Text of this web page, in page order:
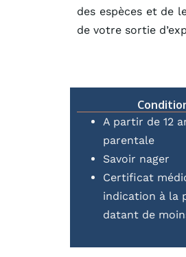
des espèces et de
de votre sortie
A partir de 12
parentale
Savoir nager
Certificat
indication à la
datant de